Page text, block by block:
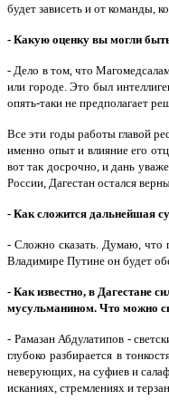
будет зависеть и от команды,
- Какую оценку вы могли
- Дело в том, что
или городе. Это был
опять-таки не предполагает
Все эти годы работы главой
именно опыт и влияние его
вот так досрочно, и дань
России, Дагестан остался
- Как сложится дальнейшая
- Сложно сказать. Думаю, что
Владимире Путине он будет
- Как известно, в Дагестане
мусульманином. Что можно
- Рамазан Абдулатипов -
глубоко разбирается в
неверующих, на суфиев и
исканиях, стремлениях и